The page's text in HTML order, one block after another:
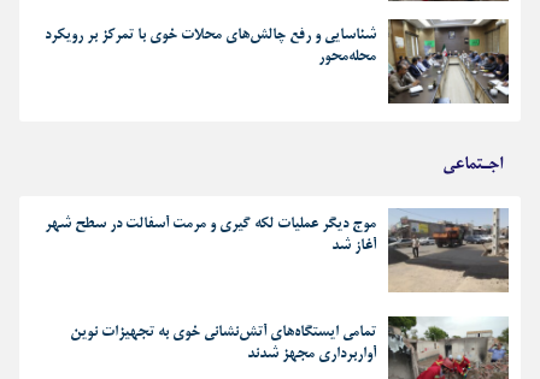
شناسایی و رفع چالش‌های محلات خوی با تمرکز بر رویکرد
محله‌محور
اجـتماعی
موج دیگر عملیات لکه گیری و مرمت آسفالت در سطح شهر
آغاز شد
تمامی ایستگاه‌های آتش‌نشانی خوی به تجهیزات نوین
آواربرداری مجهز شدند